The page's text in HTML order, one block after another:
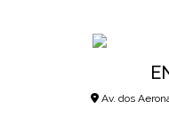
Av. dos